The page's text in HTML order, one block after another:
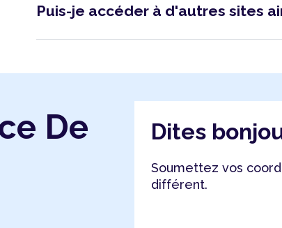
Puis-je accéder à d'autres sites
De
Dites
Soumettez vos
différent.